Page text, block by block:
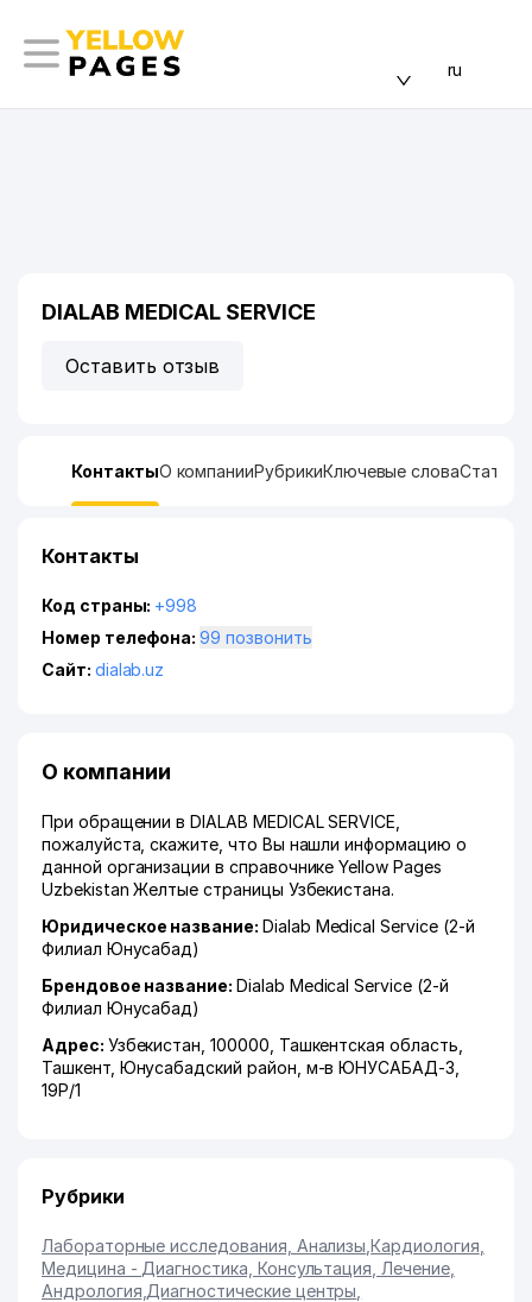
ru
DIALAB MEDICAL SERVICE
Оставить отзыв
КонтактыО компанииРубрикиКлючевые слова
Контакты
Код страны: +998
Номер телефона:
99 позвонить
Сайт: dialab.uz
О компании
При обращении в DIALAB MEDICAL SERVICE,
пожалуйста, скажите, что Вы нашли информацию о
данной организации в справочнике Yellow Pages
Uzbekistan Желтые страницы Узбекистана.
Юридическое название: Dialab Medical Service (2-й
Филиал Юнусабад)
Брендовое название: Dialab Medical Service (2-й
Филиал Юнусабад)
Адрес: Узбекистан, 100000, Ташкентская область
Ташкент, Юнусабадский район м-в ЮНУСАБАД-3
19Р/1
Рубрики
Лабораторные исследования, Анализы ,Кардиология
Медицина - Диагностика, Консультация, Лечение,
Андрология Диагностические центры